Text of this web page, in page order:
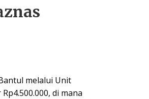
melalui Unit
di mana